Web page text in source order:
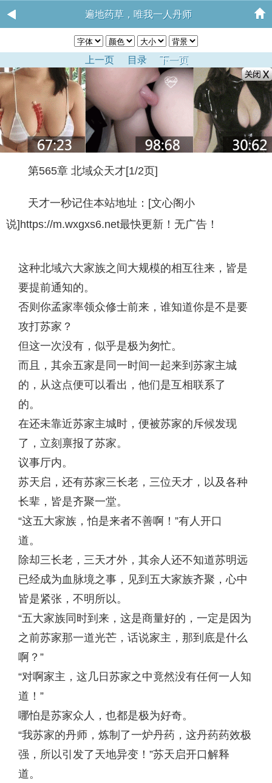
遍地药草，唯我一人丹师
上一页 目录 下一页
第565章 北域众天才[1/2页]
天才一秒记住本站地址：[文心阁小
说]https://m.wxgxs6.net最快更新！无广告！
这种北域六大家族之间大规模的相互往来，皆是
要提前通知的。
否则你孟家率领众修士前来，谁知道你是不是要
攻打苏家？
但这一次没有，似乎是极为匆忙。
而且，其余五家是同一时间一起来到苏家主城
的，从这点便可以看出，他们是互相联系了
的。
在还未靠近苏家主城时，便被苏家的斥候发现
了，立刻禀报了苏家。
议事厅内。
苏天启，还有苏家三长老，三位天才，以及各种
长辈，皆是齐聚一堂。
“这五大家族，怕是来者不善啊！”有人开口
道。
除却三长老，三天才外，其余人还不知道苏明远
已经成为血脉境之事，见到五大家族齐聚，心中
皆是紧张，不明所以。
“五大家族同时到来，这是商量好的，一定是因为
之前苏家那一道光芒，话说家主，那到底是什么
啊？”
“对啊家主，这几日苏家之中竟然没有任何一人知
道！”
哪怕是苏家众人，也都是极为好奇。
“我苏家的丹师，炼制了一炉丹药，这丹药药效极
强，所以引发了天地异变！”苏天启开口解释
道。